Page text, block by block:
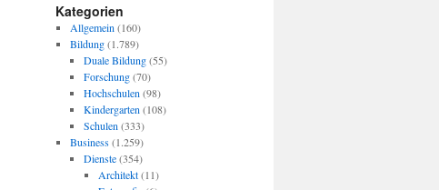
Kategorien
Allgemein (160)
Bildung(1.789)
Duale Bildung(55)
Forschung(70)
Hochschulen (98)
Kindergarten (108)
Schulen (333)
Business(1.259)
Dienste(354)
Architekt(11)